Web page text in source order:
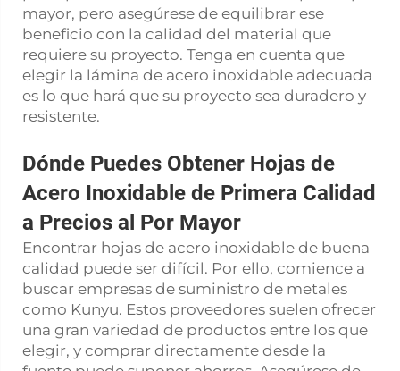
mayor, pero asegúrese de equilibrar ese
beneficio con la calidad del material que
requiere su proyecto. Tenga en cuenta que
elegir la lámina de acero inoxidable adecuada
es lo que hará que su proyecto sea duradero y
resistente.
Dónde Puedes Obtener Hojas de
Acero Inoxidable de Primera Calidad
a Precios al Por Mayor
Encontrar hojas de acero inoxidable de buena
calidad puede ser difícil. Por ello, comience a
buscar empresas de suministro de metales
como Kunyu. Estos proveedores suelen ofrecer
una gran variedad de productos entre los que
elegir, y comprar directamente desde la